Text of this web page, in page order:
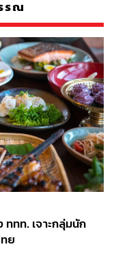
รณ
ทท. เจาะกลุ่มนัก
ย